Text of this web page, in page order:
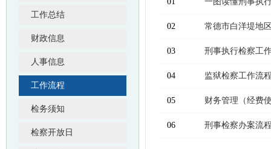
工作总结
财政信息
人事信息
工作流程
检务须知
检察开放日
02 常德市白洋堤地
03 刑事执行检察工
04 监狱检察工作流
05 财务管理（经费
06 刑事检察办案流